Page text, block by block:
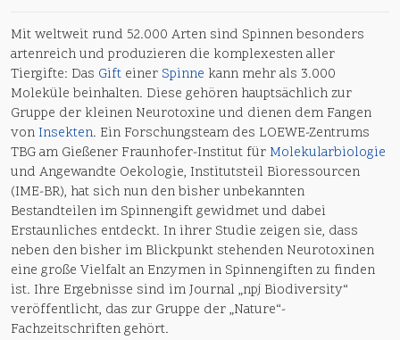
Mit weltweit rund 52.000 Arten sind Spinnen besonders
artenreich und produzieren die komplexesten aller
Tiergifte: Das Gift einer Spinne kann mehr als 3.000
Moleküle beinhalten. Diese gehören hauptsächlich zur
Gruppe der kleinen Neurotoxine und dienen dem Fangen
von Insekten. Ein Forschungsteam des LOEWE-Zentrums
TBG am Gießener Fraunhofer-Institut für Molekularbiologie
und Angewandte Oekologie, Institutsteil Bioressourcen
(IME-BR), hat sich nun den bisher unbekannten
Bestandteilen im Spinnengift gewidmet und dabei
Erstaunliches entdeckt. In ihrer Studie zeigen sie, dass
neben den bisher im Blickpunkt stehenden Neurotoxinen
eine große Vielfalt an Enzymen in Spinnengiften zu finden
ist. Ihre Ergebnisse sind im Journal „npj Biodiversity“
veröffentlicht, das zur Gruppe der „Nature“-
Fachzeitschriften gehört.